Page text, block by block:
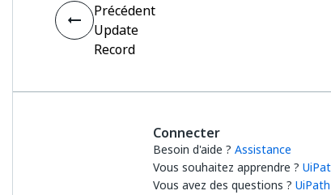
Précédent
Update
Record
Connecter
Besoin d'aide ? Assistance
Vous souhaitez apprendre ?
Vous avez des questions ?